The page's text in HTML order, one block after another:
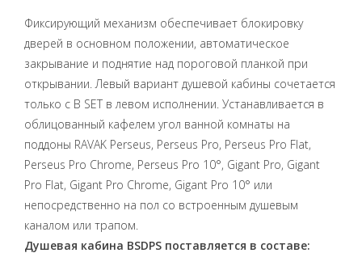
Фиксирующий механизм обеспечивает блокировку
дверей в основном положении, автоматическое
закрывание и поднятие над пороговой планкой при
открывании. Левый вариант душевой кабины сочетается
только с B SET в левом исполнении. Устанавливается в
облицованный кафелем угол ванной комнаты на
поддоны RAVAK Perseus, Perseus Pro, Perseus Pro Flat,
Perseus Pro Chrome, Perseus Pro 10°, Gigant Pro, Gigant
Pro Flat, Gigant Pro Chrome, Gigant Pro 10° или
непосредственно на пол со встроенным душевым
каналом или трапом.
Душевая кабина BSDPS поставляется в составе: